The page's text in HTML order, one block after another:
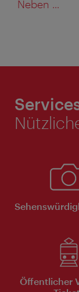
Neben ...
Öffentlicher